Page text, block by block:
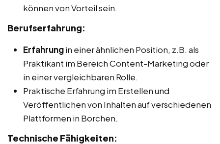
können von Vorteil sein.
Berufserfahrung:
Erfahrungin einer ähnlichen Position, z.B. als
Praktikant im Bereich Content-Marketing oder
in einer vergleichbaren Rolle.
Praktische Erfahrung im Erstellen und
Veröffentlichen von Inhalten auf verschiedenen
Plattformen in Borchen.
Technische Fähigkeiten: